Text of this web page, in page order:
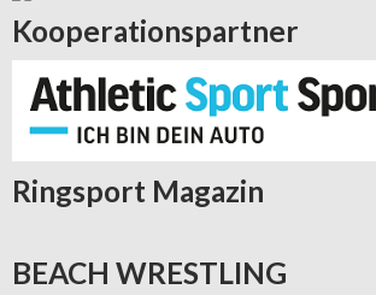
Kooperationspartner
Ringsport Magazin
BEACH WRESTLING